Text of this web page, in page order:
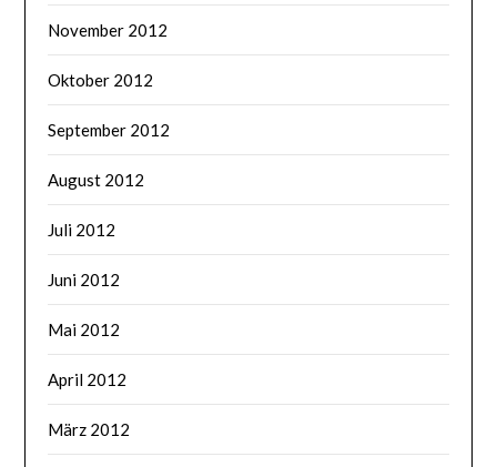
November 2012
Oktober 2012
September 2012
August 2012
Juli 2012
Juni 2012
Mai 2012
April 2012
März 2012